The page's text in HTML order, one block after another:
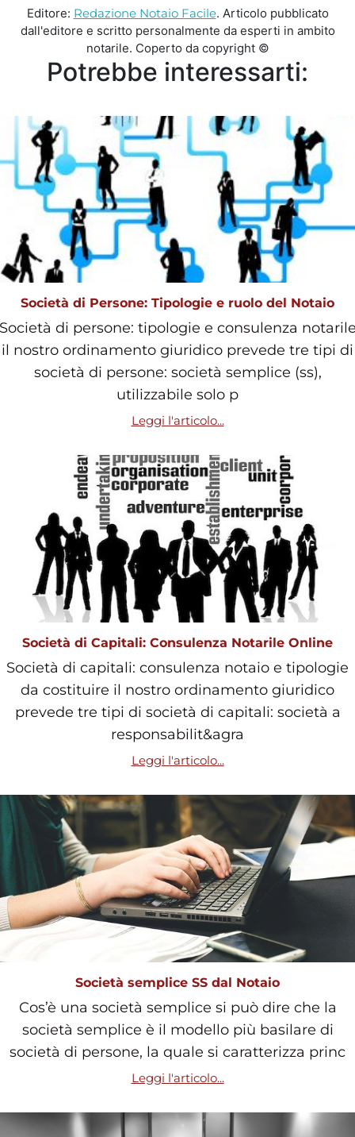
Editore: Redazione Notaio Facile. Articolo pubblicato
dall'editore e scritto personalmente da esperti in ambito
notarile. Coperto da copyright ©
Potrebbe interessarti:
Società di Persone: Tipologie e ruolo del Notaio
di persone: tipologie e consulenza
il nostro ordinamento giuridico prevede tre tipi di
società di persone: società semplice (ss),
utilizzabile solo p
Leggi l'articolo...
Società di Capitali: Consulenza Notarile Online
Società di capitali: consulenza notaio e tipologie
da costituire il nostro ordinamento giuridico
prevede tre tipi di società di capitali: società a
responsabilit&agra
Leggi l'articolo...
Società semplice SS dal Notaio
Cos’è una società semplice si può dire che la
società semplice è il modello più basilare di
società di persone, la quale si caratterizza princ
Leggi l'articolo...